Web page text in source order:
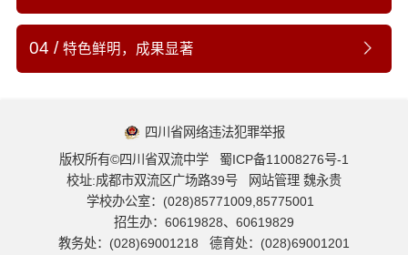
04 特色鲜明，成果显著
四川省网络违法犯罪举报
版权所有©四川省双流中学
蜀ICP备11008276号-1
校址:成都市双流区广场路39号
网站管理 魏永贵
学校办公室： (028)85771009,85775001
招生办： 60619828、60619829
教务处： (028)69001218 德育处： (028)69001201